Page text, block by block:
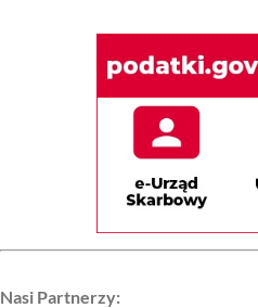
Nasi Partnerzy: